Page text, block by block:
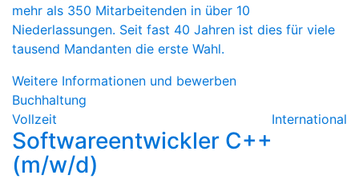
mehr als 350 Mitarbeitenden in über 10
Niederlassungen. Seit fast 40 Jahren ist dies für viele
tausend Mandanten die erste Wahl.
Weitere Informationen und bewerben
Buchhaltung
Vollzeit
International
Softwareentwickler C++
(m/w/d)